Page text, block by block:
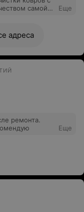
самой
Еще
адреса
ремонта.
Еще